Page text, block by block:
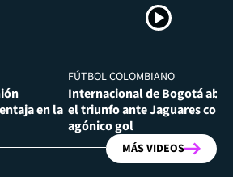
en la
FÚTBOL COLOMBIANO
Internacional de Bogotá
el triunfo ante Jaguares con
agónico gol
MÁS VIDEOS